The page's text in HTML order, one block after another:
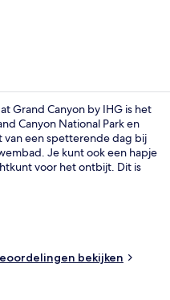
Grand Canyon by IHG is het
Canyon National Park en
van een spetterende dag bij
Je kunt ook een hapje
voor het ontbijt. Dit is
en een
de accommodatie aan
bedden.
bekijken